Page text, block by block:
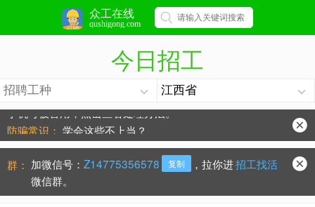
众工在线
qushigong.com
今日招工
防骗常识：
学会这些不上当？
手机号被冒用，点击查看处理办法。
群： 加微信号： Z14775356578 复制 ，拉你进招工找活
微信群。